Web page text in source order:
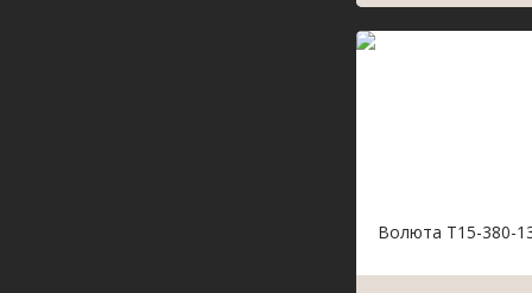
Волюта Т15-380-